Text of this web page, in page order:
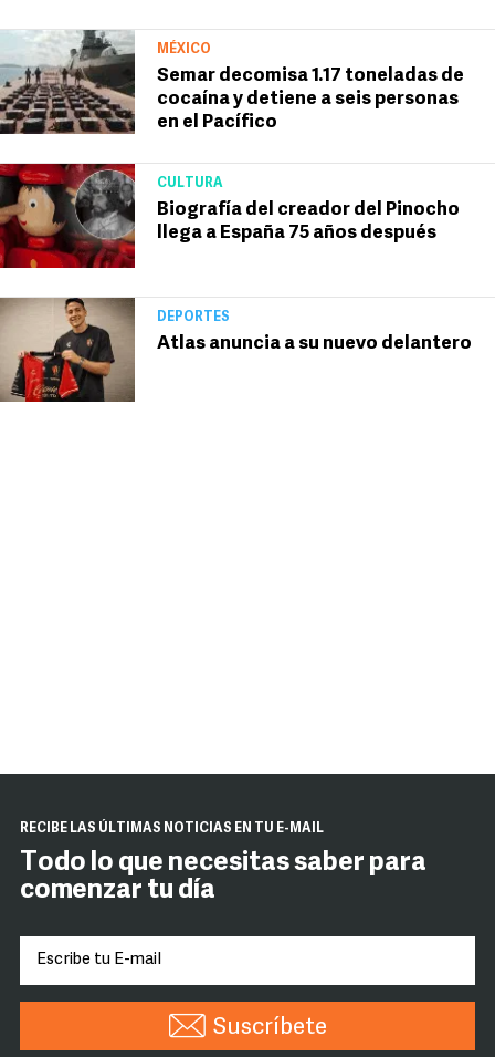
MÉXICO
Semar decomisa 1.17 toneladas de
cocaína y detiene a seis personas
en el Pacífico
CULTURA
Biografía del creador del Pinocho
llega a España 75 años después
DEPORTES
Atlas anuncia a su nuevo delantero
RECIBE LAS ÚLTIMAS NOTICIAS EN TU E-MAIL
Todo lo que necesitas saber para
comenzar tu día
Suscríbete